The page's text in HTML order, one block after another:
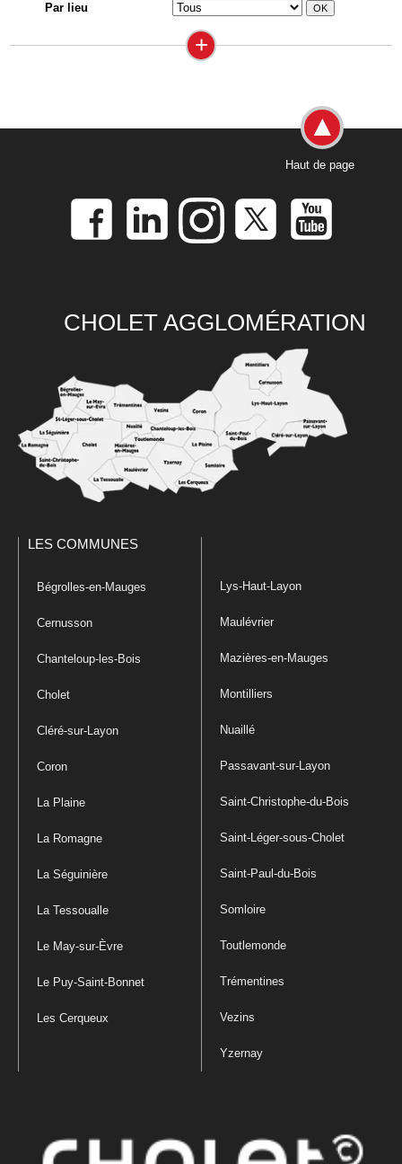
Par lieu
+
Haut de page
CHOLET AGGLOMÉRATION
LES COMMUNES
Bégrolles-en-Mauges
Cernusson
Chanteloup-les-Bois
Cholet
Cléré-sur-Layon
Coron
La Plaine
La Romagne
La Séguinière
La Tessoualle
Le May-sur-Èvre
Le Puy-Saint-Bonnet
Les Cerqueux
Lys-Haut-Layon
Maulévrier
Mazières-en-Mauges
Montilliers
Nuaillé
Passavant-sur-Layon
Saint-Christophe-du-Bois
Saint-Léger-sous-Cholet
Saint-Paul-du-Bois
Somloire
Toutlemonde
Trémentines
Vezins
Yzernay